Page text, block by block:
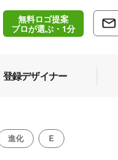
無料ロゴ提案
プロが選ぶ・1分
登録デザイナー
進化 E